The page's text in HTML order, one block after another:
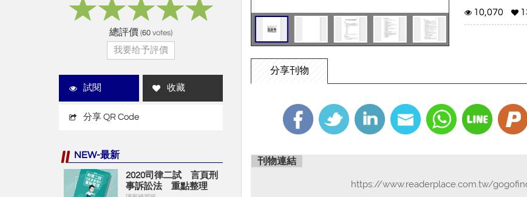
10,070
分享刊物
刊物連結
https://www.readerplace.com.tw/
總評價 (60 votes)
我要给予評價
試閱 收藏
分享 QR Code
NEW-最新
2020司律二試 言頁刑
事訴訟法 重點整理